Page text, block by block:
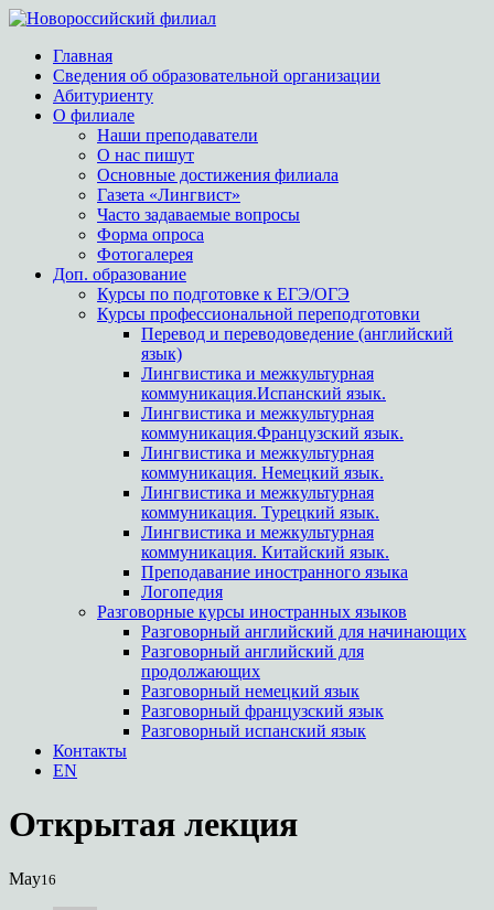
Главная
Сведения об образовательной организации
Абитуриенту
О филиале
Наши преподаватели
О нас пишут
Основные достижения филиала
Газета «Лингвист»
Часто задаваемые вопросы
Форма опроса
Фотогалерея
Доп. образование
Курсы по подготовке к ЕГЭ/ОГЭ
Курсы профессиональной переподготовки
Перевод и переводоведение (английский
язык)
Лингвистика и межкультурная
коммуникация.Испанский язык.
Лингвистика и межкультурная
коммуникация.Французский язык.
Лингвистика и межкультурная
коммуникация. Немецкий язык.
Лингвистика и межкультурная
коммуникация. Турецкий язык.
Лингвистика и межкультурная
коммуникация. Китайский язык.
Преподавание иностранного языка
Логопедия
Разговорные курсы иностранных языков
Разговорный английский для начинающих
Разговорный английский для
продолжающих
Разговорный немецкий язык
Разговорный французский язык
Разговорный испанский язык
Контакты
EN
Открытая лекция
May16